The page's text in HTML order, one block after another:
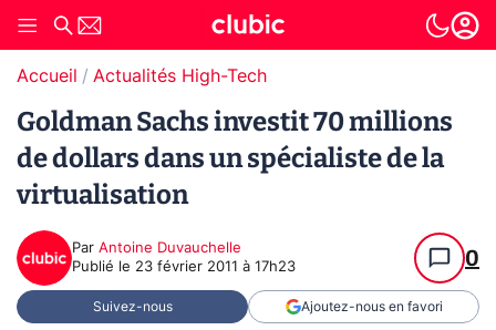
Accueil Actualités High-Tech
Goldman Sachs investit 70 millions
de dollars dans un spécialiste de la
virtualisation
Par Antoine Duvauchelle
Publié le 23 février 2011 à 17h23 0
Suivez-nous Ajoutez-nous en favori